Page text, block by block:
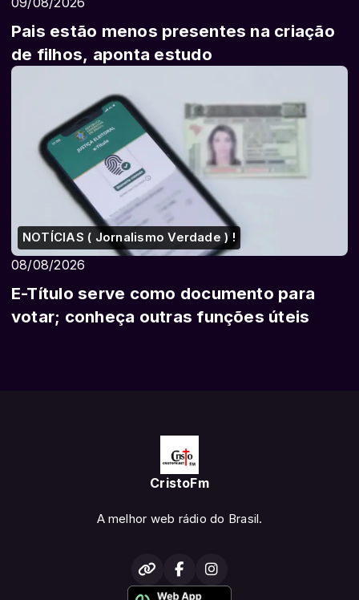
Pais estão menos presentes na criação
de filhos, aponta estudo
NOTÍCIAS ( Jornalismo Verdade ) !
08/08/2026
E-Título serve como documento para
votar; conheça outras funções úteis
CristoFm
A melhor web rádio do Brasil.